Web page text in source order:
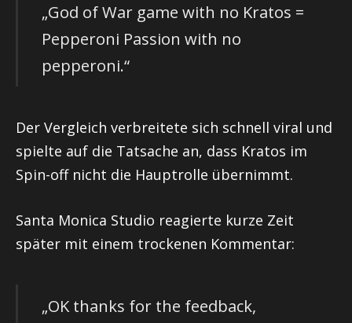
„God of War game with no Kratos =
Pepperoni Passion with no
pepperoni.“
Der Vergleich verbreitete sich schnell viral und
spielte auf die Tatsache an, dass Kratos im
Spin-off nicht die Hauptrolle übernimmt.
Santa Monica Studio reagierte kurze Zeit
später mit einem trockenen Kommentar:
„OK thanks for the feedback,